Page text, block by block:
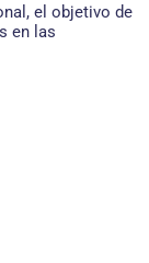
el objetivo de
en las